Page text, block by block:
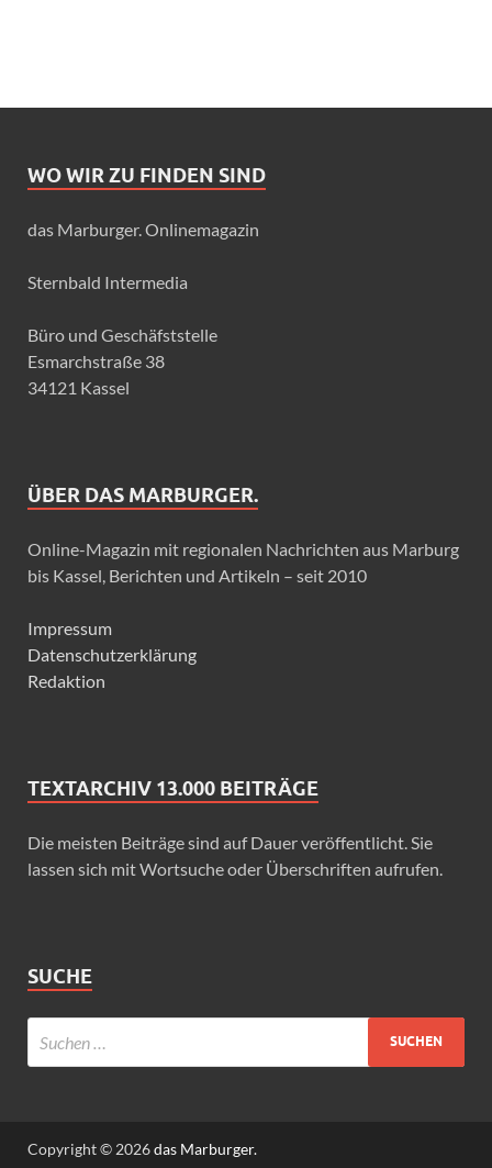
WO WIR ZU FINDEN SIND
das Marburger. Onlinemagazin
Sternbald Intermedia
Büro und Geschäfststelle
Esmarchstraße 38
34121 Kassel
ÜBER DAS MARBURGER.
Online-Magazin mit regionalen Nachrichten aus Marburg
bis Kassel, Berichten und Artikeln – seit 2010
Impressum
Datenschutzerklärung
Redaktion
TEXTARCHIV 13.000 BEITRÄGE
Die meisten Beiträge sind auf Dauer veröffentlicht. Sie
lassen sich mit Wortsuche oder Überschriften aufrufen.
SUCHE
Copyright © 2026das Marburger.